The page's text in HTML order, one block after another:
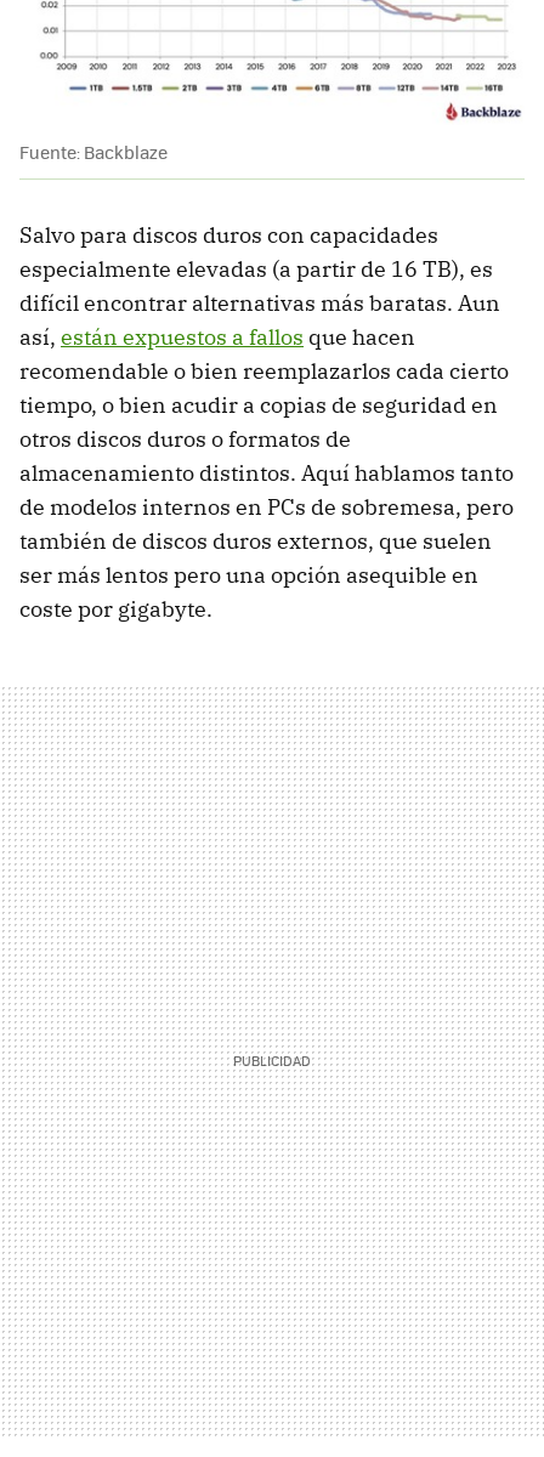
Fuente: Backblaze
Salvo para discos duros con capacidades
especialmente elevadas (a partir de 16 TB), es
difícil encontrar alternativas más baratas. Aun
así, están expuestos a fallos que hacen
recomendable o bien reemplazarlos cada cierto
tiempo, o bien acudir a copias de seguridad en
otros discos duros o formatos de
almacenamiento distintos. Aquí hablamos tanto
de modelos internos en PCs de sobremesa, pero
también de discos duros externos, que suelen
ser más lentos pero una opción asequible en
coste por gigabyte.